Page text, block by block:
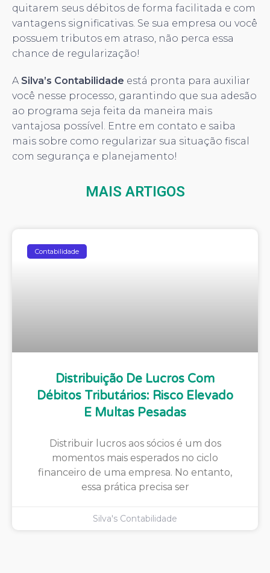
quitarem seus débitos de forma facilitada e com
vantagens significativas. Se sua empresa ou você
possuem tributos em atraso, não perca essa
chance de regularização!
A Silva’s Contabilidade está pronta para auxiliar
você nesse processo, garantindo que sua adesão
ao programa seja feita da maneira mais
vantajosa possível. Entre em contato e saiba
mais sobre como regularizar sua situação fiscal
com segurança e planejamento!
MAIS ARTIGOS
Contabilidade
Distribuição De Lucros Com
Débitos Tributários: Risco Elevado
E Multas Pesadas
Distribuir lucros aos sócios é um dos
momentos mais esperados no ciclo
financeiro de uma empresa. No entanto,
essa prática precisa ser
Silva's Contabilidade